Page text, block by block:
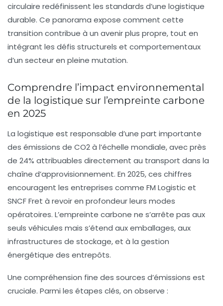
circulaire redéfinissent les standards d’une logistique
durable. Ce panorama expose comment cette
transition contribue à un avenir plus propre, tout en
intégrant les défis structurels et comportementaux
d’un secteur en pleine mutation.
Comprendre l’impact environnemental
de la logistique sur l’empreinte carbone
en 2025
La logistique est responsable d’une part importante
des émissions de CO2 à l’échelle mondiale, avec près
de 24% attribuables directement au transport dans la
chaîne d’approvisionnement. En 2025, ces chiffres
encouragent les entreprises comme FM Logisticet
SNCF Fret à revoir en profondeur leurs modes
opératoires. L’empreinte carbone ne s’arrête pas aux
seuls véhicules mais s’étend aux emballages, aux
infrastructures de stockage, et à la gestion
énergétique des entrepôts.
Une compréhension fine des sources d’émissions est
cruciale. Parmi les étapes clés, on observe :